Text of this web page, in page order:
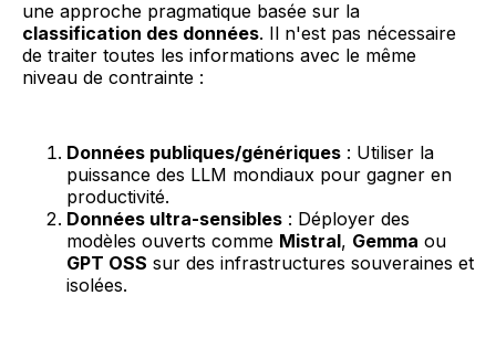
une approche pragmatique basée sur la
classification des données. Il n'est pas nécessaire
de traiter toutes les informations avec le même
niveau de contrainte :
Données publiques/génériques : Utiliser la
puissance des LLM mondiaux pour gagner en
productivité.
Données ultra-sensibles : Déployer des
modèles ouverts comme Mistral, Gemma ou
GPT OSS sur des infrastructures souveraines et
isolées.